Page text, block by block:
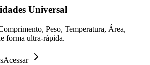
Universal
Peso, Temperatura, Área,
forma ultra-rápida.
Acessar